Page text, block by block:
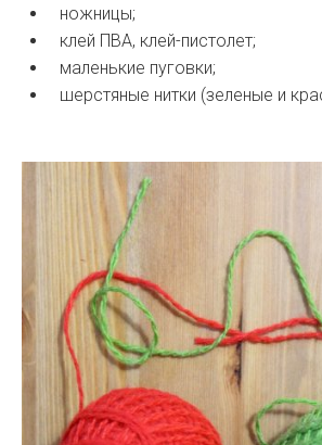
ножницы;
клей ПВА, клей-пистолет;
маленькие пуговки;
шерстяные нитки (зеленые и